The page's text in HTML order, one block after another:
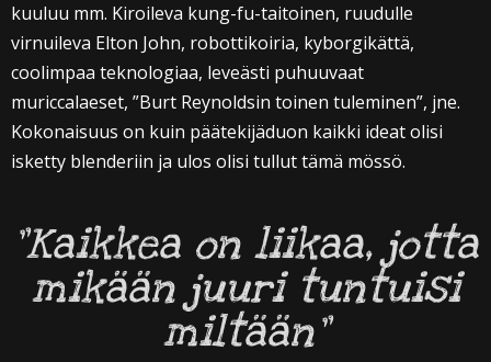
kuuluu mm. Kiroileva kung-fu-taitoinen, ruudulle
virnuileva Elton John, robottikoiria, kyborgikättä,
coolimpaa teknologiaa, leveästi puhuuvaat
muriccalaeset, ”Burt Reynoldsin toinen tuleminen”, jne.
Kokonaisuus on kuin päätekijäduon kaikki ideat olisi
isketty blenderiin ja ulos olisi tullut tämä mössö.
”Kaikkea on liikaa, jotta
mikään juuri tuntuisi
miltään”